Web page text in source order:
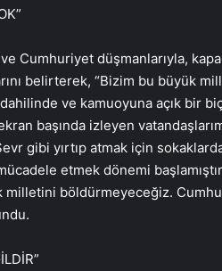
Cumhuriyet düşmanlarıyla,
belirterek, “Bizim bu büyük
ve kamuoyuna açık bir
başında izleyen
gibi yırtıp atmak için
etmek dönemi
milletini böldürmeyeceğiz.